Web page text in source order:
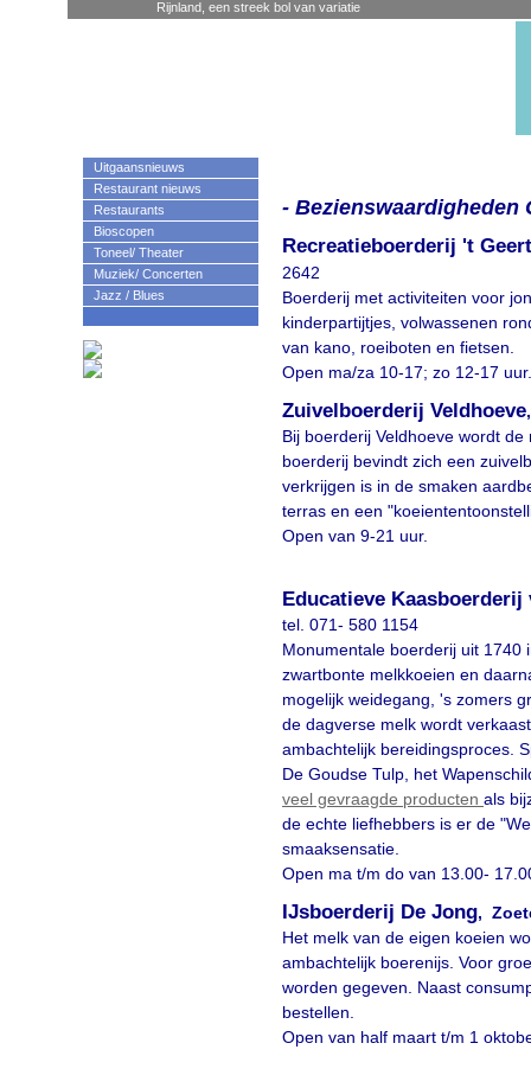
Rijnland, een streek bol van variatie
Uitgaansnieuws
Restaurant nieuws
Restaurants
Bioscopen
Toneel/ Theater
Muziek/ Concerten
Jazz / Blues
- Bezienswaardigheden
Recreatieboerderij 't
2642
Boerderij met activiteiten voor
kinderpartijtjes, volwassenen
van kano, roeiboten en fietsen.
Open ma/za 10-17; zo 12-17 uur.
Zuivelboerderij Veldhoeve
Bij boerderij Veldhoeve wordt
boerderij bevindt zich een
verkrijgen is in de smaken
terras en een
Open van 9-21 uur.
Educatieve Kaasboerderij
tel. 071- 580 1154
Monumentale boerderij uit 1740
zwartbonte melkkoeien en
mogelijk weidegang, 's zomers
de dagverse melk wordt
ambachtelijk bereidingsproces.
De Goudse Tulp, het
veel gevraagde producten als
de echte liefhebbers is er de
smaaksensatie.
Open ma t/m do van 13.00-
IJsboerderij De Jong,
Het melk van de eigen koeien
ambachtelijk boerenijs. Voor
worden gegeven. Naast
bestellen.
Open van half maart t/m 1